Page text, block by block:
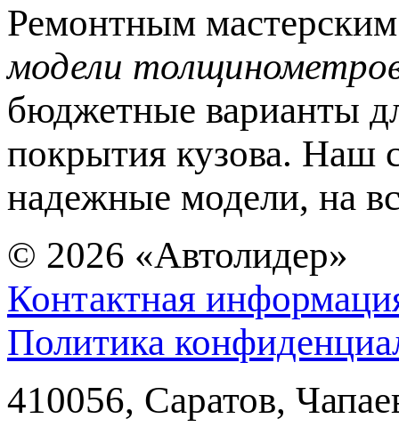
Ремонтным
модели
бюджетные варианты
покрытия кузова. Наш
надежные модели, на
© 2026 «Автолидер»
Контактная
Политика
410056, Саратов,